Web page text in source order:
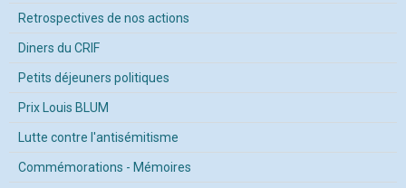
Retrospectives de nos actions
Diners du CRIF
Petits déjeuners politiques
Prix Louis BLUM
Lutte contre l'antisémitisme
Commémorations - Mémoires